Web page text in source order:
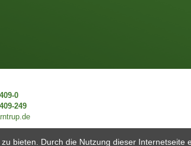
0
249
bieten. Durch die Nutzung dieser